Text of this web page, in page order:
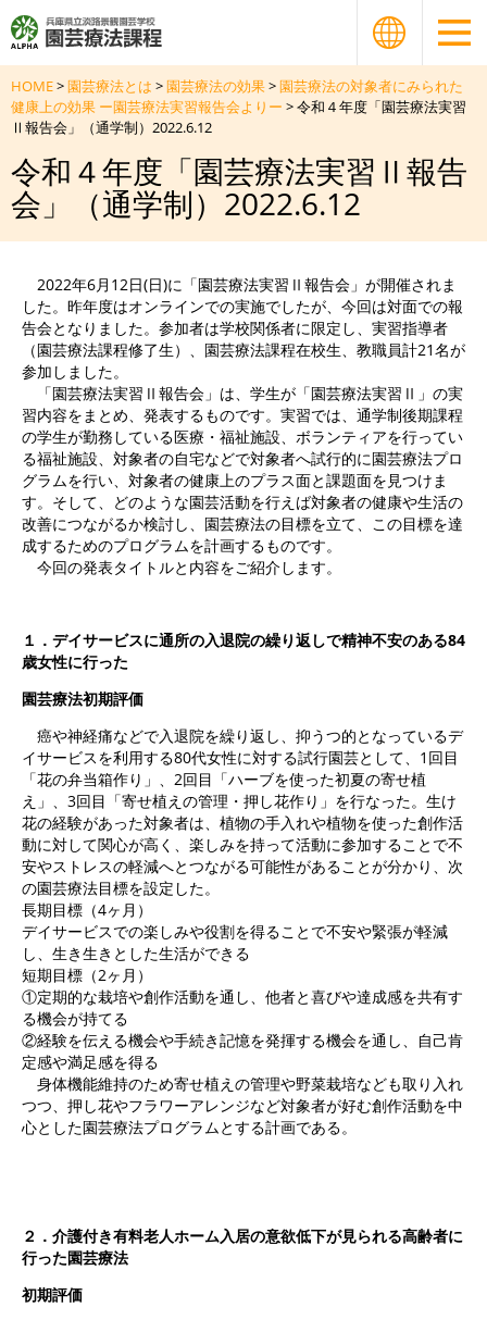
HOME>園芸療法とは >園芸療法の効果>園芸療法の対象者にみられた
健康上の効果 ー園芸療法実習報告会よりー > 令和４年度「園芸療法実習
Ⅱ報告会」（通学制）2022.6.12
令和４年度「園芸療法実習Ⅱ報告
会」（通学制）2022.6.12
2022年6月12日(日)に「園芸療法実習Ⅱ報告会」が開催されま
した。昨年度はオンラインでの実施でしたが、今回は対面での報
告会となりました。参加者は学校関係者に限定し、実習指導者
（園芸療法課程修了生）、園芸療法課程在校生、教職員計21名が
参加しました。
「園芸療法実習Ⅱ報告会」は、学生が「園芸療法実習Ⅱ」の実
習内容をまとめ、発表するものです。実習では、通学制後期課程
の学生が勤務している医療・福祉施設、ボランティアを行ってい
る福祉施設、対象者の自宅などで対象者へ試行的に園芸療法プロ
グラムを行い、対象者の健康上のプラス面と課題面を見つけま
す。そして、どのような園芸活動を行えば対象者の健康や生活の
改善につながるか検討し、園芸療法の目標を立て、この目標を達
成するためのプログラムを計画するものです。
今回の発表タイトルと内容をご紹介します。
１．デイサービスに通所の入退院の繰り返しで精神不安のある84
歳女性に行った
園芸療法初期評価
癌や神経痛などで入退院を繰り返し、抑うつ的となっているデ
イサービスを利用する80代女性に対する試行園芸として、1回目
「花の弁当箱作り」、2回目「ハーブを使った初夏の寄せ植
え」、3回目「寄せ植えの管理・押し花作り」を行なった。生け
花の経験があった対象者は、植物の手入れや植物を使った創作活
動に対して関心が高く、楽しみを持って活動に参加することで不
安やストレスの軽減へとつながる可能性があることが分かり、次
の園芸療法目標を設定した。
長期目標（4ヶ月）
デイサービスでの楽しみや役割を得ることで不安や緊張が軽減
し、生き生きとした生活ができる
短期目標（2ヶ月）
①定期的な栽培や創作活動を通し、他者と喜びや達成感を共有す
る機会が持てる
②経験を伝える機会や手続き記憶を発揮する機会を通し、自己肯
定感や満足感を得る
身体機能維持のため寄せ植えの管理や野菜栽培なども取り入れ
つつ、押し花やフラワーアレンジなど対象者が好む創作活動を中
心とした園芸療法プログラムとする計画である。
２．介護付き有料老人ホーム入居の意欲低下が見られる高齢者に
行った園芸療法
初期評価